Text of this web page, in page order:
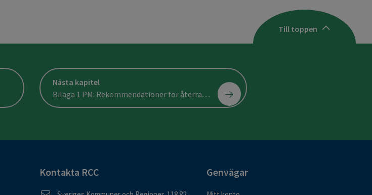
Till toppen
Nästa kapitel
Bilaga 1 PM: Rekommendationer för återrapportering av konstitutionella varianter från cancergenetiska utredningar inom klinisk patologi
Kontakta RCC Genvägar